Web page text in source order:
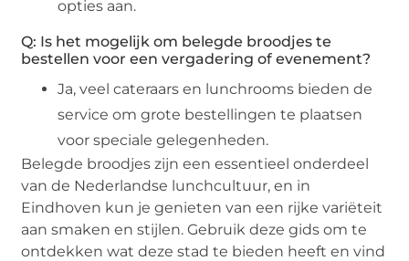
opties aan.
Q: Is het mogelijk om belegde broodjes te
bestellen voor een vergadering of evenement?
Ja, veel cateraars en lunchrooms bieden de
service om grote bestellingen te plaatsen
voor speciale gelegenheden.
Belegde broodjes zijn een essentieel onderdeel
van de Nederlandse lunchcultuur, en in
Eindhoven kun je genieten van een rijke variëteit
aan smaken en stijlen. Gebruik deze gids om te
ontdekken wat deze stad te bieden heeft en vind